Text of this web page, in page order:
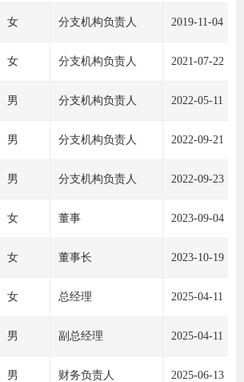
投资者
上市品
研究与
女 分支机构负责人 2019-11-04
女 分支机构负责人 2021-07-22
男 分支机构负责人 2022-05-11
男 分支机构负责人 2022-09-21
男 分支机构负责人 2022-09-23
女 董事 2023-09-04
女 董事长 2023-10-19
女 总经理 2025-04-11
男 副总经理 2025-04-11
男 财务负责人 2025-06-13